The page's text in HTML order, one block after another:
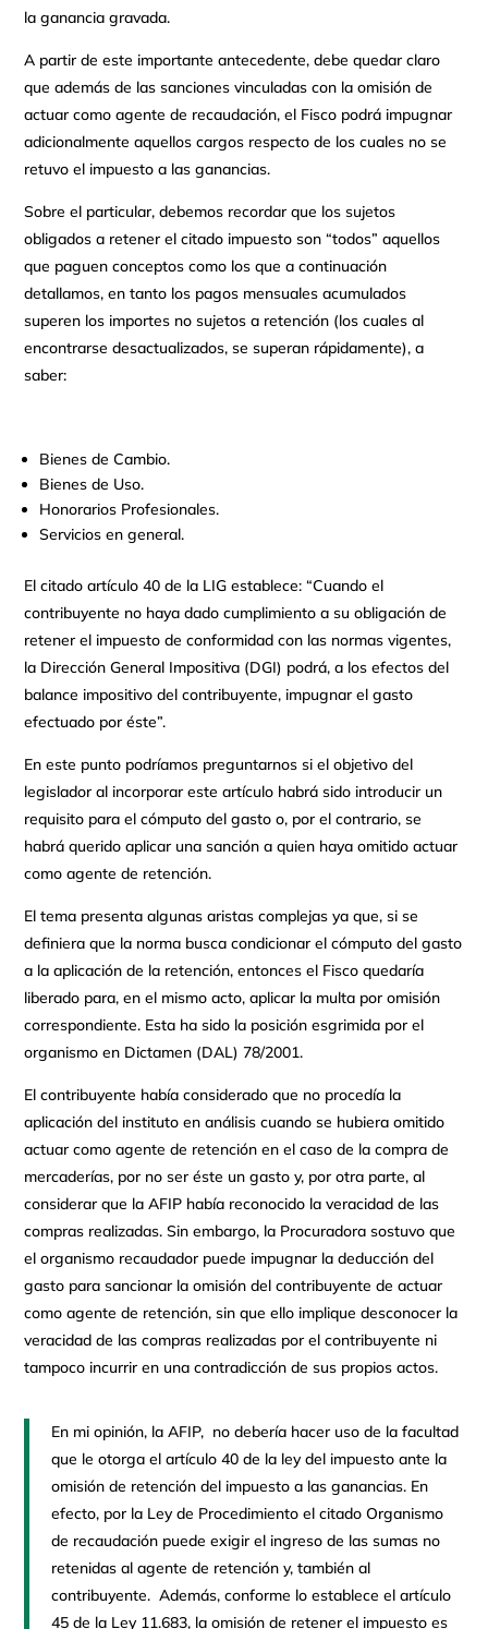
la ganancia gravada.
A partir de este importante antecedente, debe quedar claro
que además de las sanciones vinculadas con la omisión de
actuar como agente de recaudación, el Fisco podrá impugnar
adicionalmente aquellos cargos respecto de los cuales no se
retuvo el impuesto a las ganancias.
Sobre el particular, debemos recordar que los sujetos
obligados a retener el citado impuesto son “todos” aquellos
que paguen conceptos como los que a continuación
detallamos, en tanto los pagos mensuales acumulados
superen los importes no sujetos a retención (los cuales al
encontrarse desactualizados, se superan rápidamente), a
saber:
Bienes de Cambio.
Bienes de Uso.
Honorarios Profesionales.
Servicios en general.
El citado artículo 40 de la LIG establece: “Cuando el
contribuyente no haya dado cumplimiento a su obligación de
retener el impuesto de conformidad con las normas vigentes,
la Dirección General Impositiva (DGI) podrá, a los efectos del
balance impositivo del contribuyente, impugnar el gasto
efectuado por éste”.
En este punto podríamos preguntarnos si el objetivo del
legislador al incorporar este artículo habrá sido introducir un
requisito para el cómputo del gasto o, por el contrario, se
habrá querido aplicar una sanción a quien haya omitido actuar
como agente de retención.
El tema presenta algunas aristas complejas ya que, si se
definiera que la norma busca condicionar el cómputo del gasto
a la aplicación de la retención, entonces el Fisco quedaría
liberado para, en el mismo acto, aplicar la multa por omisión
correspondiente. Esta ha sido la posición esgrimida por el
organismo en Dictamen (DAL) 78/2001.
El contribuyente había considerado que no procedía la
aplicación del instituto en análisis cuando se hubiera omitido
actuar como agente de retención en el caso de la compra de
mercaderías, por no ser éste un gasto y, por otra parte, al
considerar que la AFIP había reconocido la veracidad de las
compras realizadas. Sin embargo, la Procuradora sostuvo que
el organismo recaudador puede impugnar la deducción del
gasto para sancionar la omisión del contribuyente de actuar
como agente de retención, sin que ello implique desconocer la
veracidad de las compras realizadas por el contribuyente ni
tampoco incurrir en una contradicción de sus propios actos.
En mi opinión, la AFIP, no debería hacer uso de la facultad
que le otorga el artículo 40 de la ley del impuesto ante la
omisión de retención del impuesto a las ganancias. En
efecto, por la Ley de Procedimiento el citado Organismo
de recaudación puede exigir el ingreso de las sumas no
retenidas al agente de retención y, también al
contribuyente. Además, conforme lo establece el artículo
45 de la Ley 11.683, la omisión de retener el impuesto es